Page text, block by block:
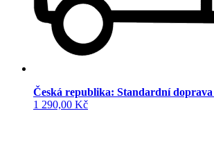
Česká republika: Standardní
1 290,00 Kč